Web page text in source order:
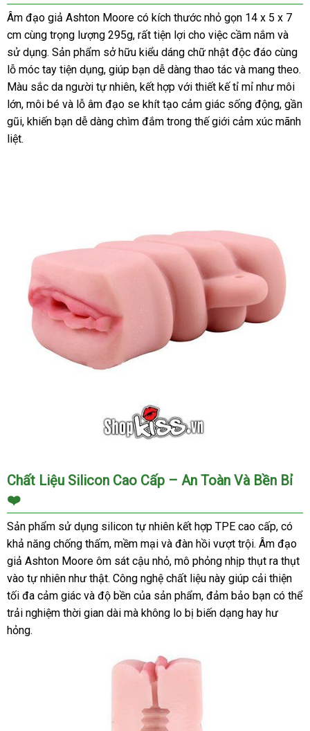
Ashton
Moore
Silicone
Cao
Cấp
Hàng
Đẹp
Giá
Tốt
Âm đạo giả Ashton Moore có kích thước nhỏ gọn 14 x 5 x 7
cm cùng trọng lượng 295g, rất tiện lợi cho việc cầm nắm và
sử dụng. Sản phẩm sở hữu kiểu dáng chữ nhật độc đáo cùng
lỗ móc tay tiện dụng, giúp bạn dễ dàng thao tác và mang theo.
Màu sắc da người tự nhiên, kết hợp với thiết kế tỉ mỉ như môi
lớn, môi bé và lỗ âm đạo se khít tạo cảm giác sống động, gần
gũi, khiến bạn dễ dàng chìm đắm trong thế giới cảm xúc mãnh
liệt.
Âm
Đạo
Giả
Ashton
Moore
Silicone
Cao
Cấp
Hàng
Đẹp
Giá
Tốt
Chất Liệu Silicon Cao Cấp – An Toàn Và Bền Bỉ
❤️
Sản phẩm sử dụng silicon tự nhiên kết hợp TPE cao cấp, có
khả năng chống thấm, mềm mại và đàn hồi vượt trội. Âm đạo
giả Ashton Moore ôm sát cậu nhỏ, mô phỏng nhịp thụt ra thụt
vào tự nhiên như thật. Công nghệ chất liệu này giúp cải thiện
tối đa cảm giác và độ bền của sản phẩm, đảm bảo bạn có thể
trải nghiệm thời gian dài mà không lo bị biến dạng hay hư
hỏng.